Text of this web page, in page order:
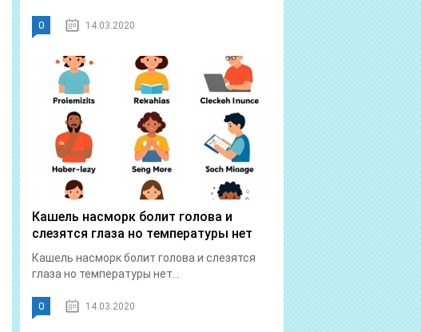
0 14.03.2020
Кашель насморк болит голова и
слезятся глаза но температуры нет
Кашель насморк болит голова и слезятся
глаза но температуры нет...
0 14.03.2020